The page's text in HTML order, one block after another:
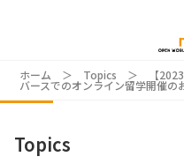
ホーム ＞ Topics ＞ 【
バースでのオンライン留学開催の
Topics